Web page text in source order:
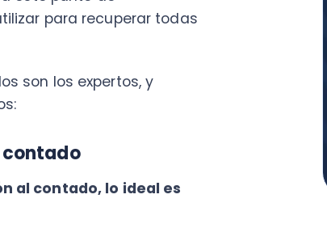
lo ideal es